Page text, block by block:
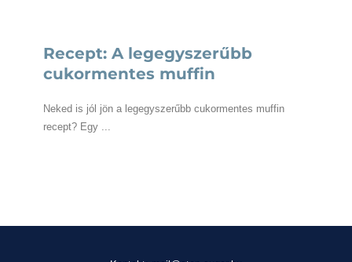
Recept: A legegyszerűbb
cukormentes muffin
Neked is jól jön a legegyszerűbb cukormentes muffin
recept? Egy ...